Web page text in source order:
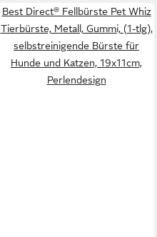
Best Direct® Fellbürste Pet Whiz
Tierbürste, Metall, Gummi, (1-tlg),
selbstreinigende Bürste für
Hunde und Katzen, 19x11cm,
Perlendesign